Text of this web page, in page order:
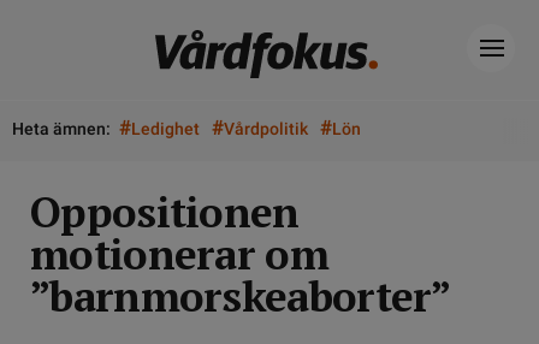
Heta ämnen: #Ledighet #Vårdpolitik #Lön
Oppositionen
motionerar om
”barnmorskeaborter”